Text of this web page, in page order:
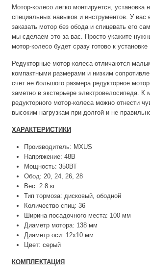
Мотор-колесо легко монтируется, установка
специальных навыков и инструментов. У вас
заказать мотор без обода и спицевать его
мы сделаем это за вас. Просто укажите
мотор-колесо будет сразу готово к
Редукторные мотор-колеса отличаются
компактными размерами и низким
счет не большого размера редукторное
заметно в экстерьере электровелосипеда. К
редукторного мотор-колеса можно отнести
высоким нагрузкам при долгой и не
ХАРАКТЕРИСТИКИ
Производитель: MXUS
Напряжение: 48В
Мощность: 350ВТ
Обод: 20, 24, 26, 28
Вес: 2.8 кг
Тип тормоза: дисковый, ободной
Количество спиц: 36
Ширина посадочного места: 100 мм
Диаметр мотора: 138 мм
Диаметр оси: 12х10 мм
Цвет: серый
КОМПЛЕКТАЦИЯ